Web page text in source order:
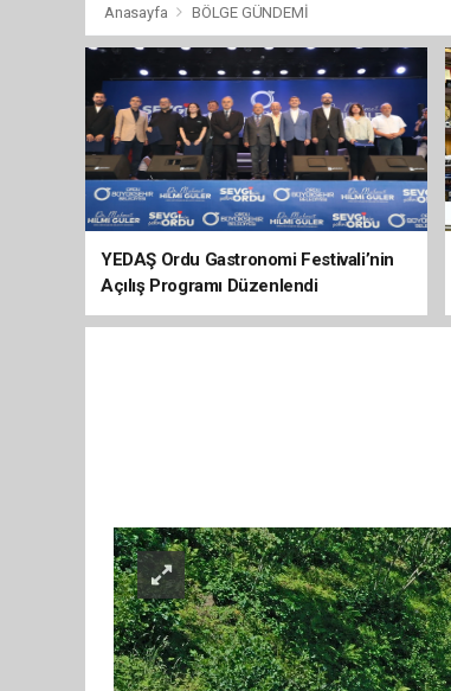
Anasayfa BÖLGE GÜNDEMİ
YEDAŞ Ordu Gastronomi Festivali’nin
Açılış Programı Düzenlendi